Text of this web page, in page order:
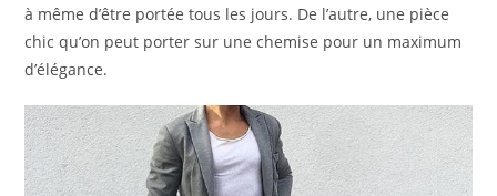
à même d’être portée tous les jours. De l’autre, une pièce
chic qu’on peut porter sur une chemise pour un maximum
d’élégance.